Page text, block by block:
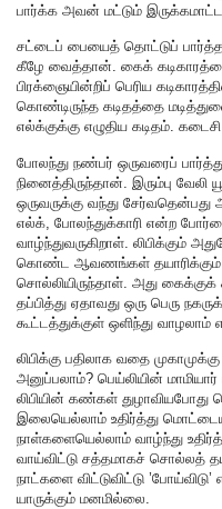
பார்க்க அவன் மட்டும்
சட்டைப் பையைத் தொட்டுப்
கீழே வைத்தான். கைக்
பிரக்ஞையின்றிப் பெரிய
கொண்டிருந்த கடிதத்தை
எல்க்குக்கு எழுதிய கடிதம்.
போலந்து நண்பர் ஒருவரைப்
நினைத்திருந்தான். இரும்பு வேலி
ஒருவருக்கு வந்து
எல்க், போலந்துக்காரி என்ற
வாழ்ந்துவருகிறாள். லிபிக்கும்
கொண்ட ஆவணங்கள் தயாரிக்கும்
சொல்லியிருந்தாள். அது கைக்குக்
தப்பித்து ஏதாவது ஒரு பெரு
கூட்டத்துக்குள் ஒளிந்து வாழலாம்
லிபிக்கு பதிலாக வதை
அனுப்பலாம்? பெய்லியின் மாமியார்
லிபியின் கண்கள்
இலையெல்லாம் உதிர்த்து
நாள்களையெல்லாம் வாழ்ந்து
வாய்விட்டு சத்தமாகச் சொல்லத்
நாட்களை விட்டுவிட்டு
யாருக்கும் மனமில்லை.